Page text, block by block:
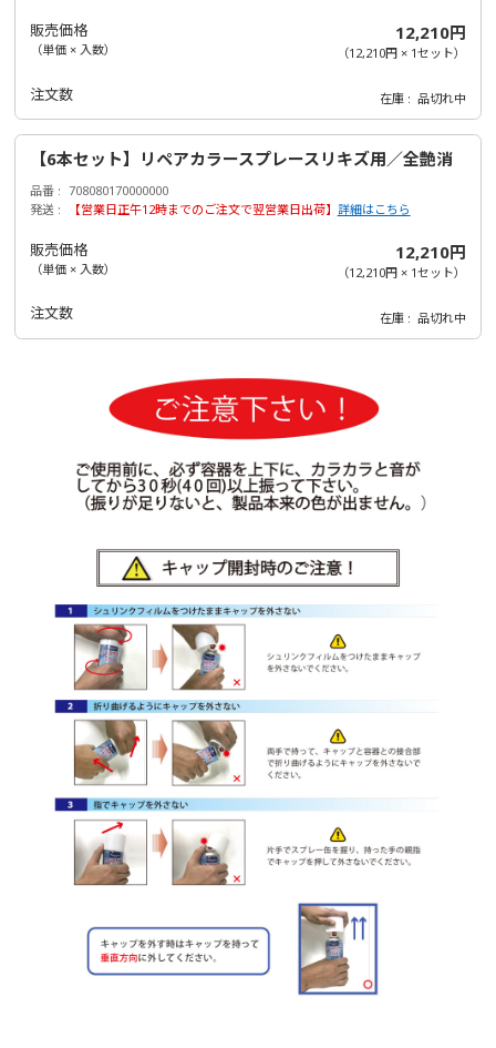
販売価格
（単価 × 入数）
12,210円
（12,210円× 1セット）
注文数 在庫 品切れ中
【6本セット】リペアカラースプレースリキズ用／全艶消
品番
708080170000000
発送
【営業日正午12時までのご注文で翌営業日出荷】 詳細はこちら
販売価格
（単価 × 入数）
12,210円
（12,210円× 1セット）
注文数 在庫 品切れ中